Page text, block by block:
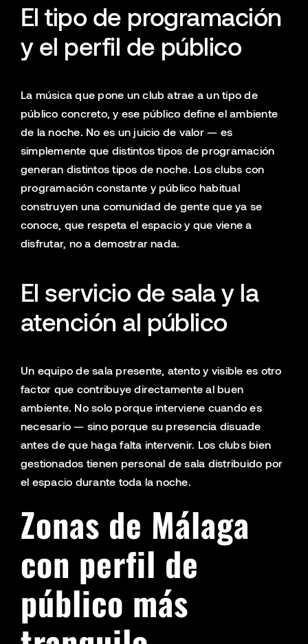
El tipo de programación
y el perfil de público
La música que pone un club atrae a un tipo de
público concreto, y ese público define el ambiente
de la noche. No es un juicio de valor — es
simplemente que distintos tipos de programación
generan distintos tipos de noche. Los clubs con
programación constante y público habitual
construyen una comunidad de gente que ya se
conoce, que respeta el espacio y que viene a
disfrutar, no a demostrar nada.
El servicio de sala y la
atención al público
Un equipo de sala presente, atento y visible es otro
factor que contribuye directamente al buen
ambiente. No solo porque interviene cuando es
necesario — sino porque su presencia disuade
antes de que haga falta intervenir. Los clubs bien
gestionados tienen personal de sala distribuido por
el espacio durante toda la noche.
Zonas de Málaga
con perfil de
público más